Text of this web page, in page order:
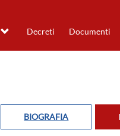
Decreti Documenti
BIOGRAFIA